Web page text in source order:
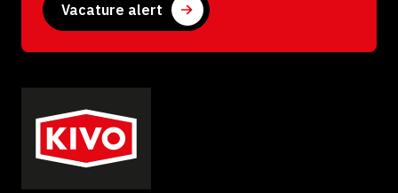
Vacature alert